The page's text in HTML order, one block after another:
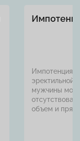
Импотенция
эректильной
мужчины
объем и